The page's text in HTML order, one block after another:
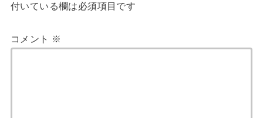
付いている欄は必須項目です
コメント ※